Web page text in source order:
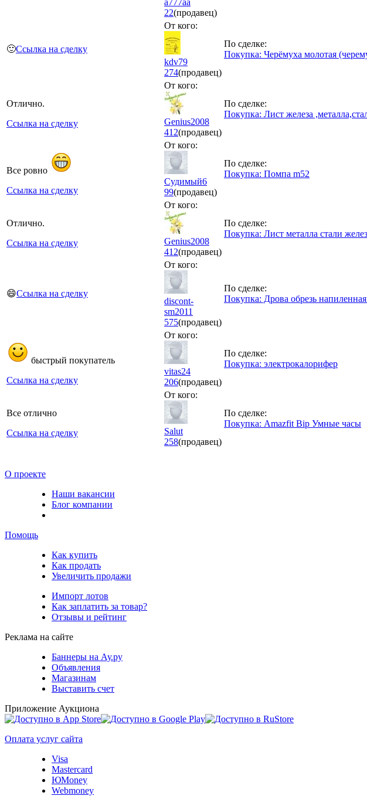
22(продавец)
🙂Ссылка на сделку
От кого:
kdv79
274(продавец)
По сделке:
Покупка: Черёмуха молотая
Отлично.
Ссылка на сделку
От кого:
Genius2008
412(продавец)
По сделке:
Покупка: Лист железа
Все ровно
Ссылка на сделку
От кого:
Судимый6
99(продавец)
По сделке:
Покупка: Помпа m52
Отлично.
Ссылка на сделку
От кого:
Genius2008
412(продавец)
По сделке:
Покупка: Лист металла стали
😄Ссылка на сделку
От кого:
discont-
sm2011
575(продавец)
По сделке:
Покупка: Дрова обрезь
быстрый покупатель
Ссылка на сделку
От кого:
vitas24
206(продавец)
По сделке:
Покупка: электрокалорифер
Все отлично
Ссылка на сделку
От кого:
Salut
258(продавец)
По сделке:
Покупка: Amazfit Bip Умные часы
О проекте
Наши вакансии
Блог компании
Помощь
Как купить
Как продать
Увеличить продажи
Импорт лотов
Как заплатить за товар?
Отзывы и рейтинг
Реклама на сайте
Баннеры на Ау.ру
Объявления
Магазинам
Выставить счет
Приложение Аукциона
Оплата услуг сайта
Visa
Mastercard
ЮMoney
Webmoney